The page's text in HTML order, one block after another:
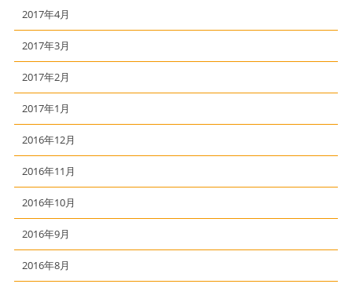
2017年4月
2017年3月
2017年2月
2017年1月
2016年12月
2016年11月
2016年10月
2016年9月
2016年8月